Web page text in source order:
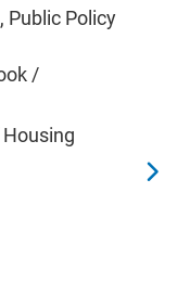
Public Policy
/